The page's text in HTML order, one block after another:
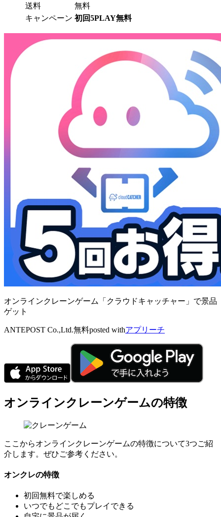
送料
無料
キャンペーン 初回5PLAY無料
オンラインクレーンゲーム「クラウドキャッチャー」で景品
ゲット
ANTEPOST Co.,Ltd.無料posted withアプリーチ
オンラインクレーンゲームの特徴
ここからオンラインクレーンゲームの特徴について3つご紹
介します。ぜひご参考ください。
オンクレの特徴
初回無料で楽しめる
いつでもどこでもプレイできる